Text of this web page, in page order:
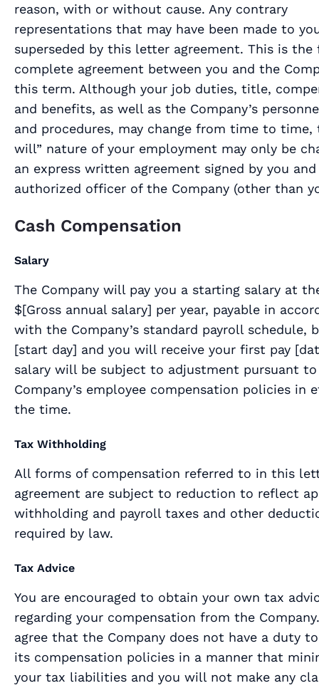
reason, with or without cause. Any contrary
representations that may have been made to
superseded by this letter agreement. This is the
complete agreement between you and the
this term. Although your job duties, title,
and benefits, as well as the Company’s
and procedures, may change from time to time,
will” nature of your employment may only be
an express written agreement signed by you
authorized officer of the Company (other than
Cash Compensation
Salary
The Company will pay you a starting salary at
$[Gross annual salary] per year, payable in
with the Company’s standard payroll schedule,
[start day] and you will receive your first pay [
salary will be subject to adjustment pursuant
Company’s employee compensation policies in
the time.
Tax Withholding
All forms of compensation referred to in this
agreement are subject to reduction to reflect
withholding and payroll taxes and other
required by law.
Tax Advice
You are encouraged to obtain your own tax
regarding your compensation from the
agree that the Company does not have a duty
its compensation policies in a manner that
your tax liabilities and you will not make any